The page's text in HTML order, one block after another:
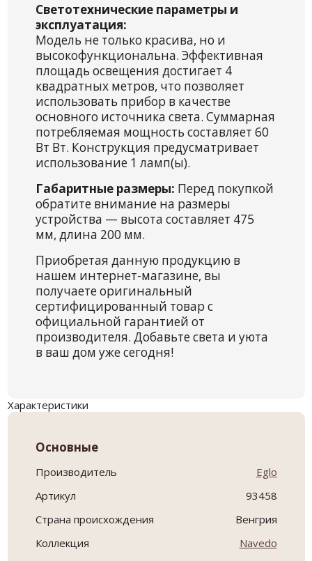
Светотехнические параметры и
эксплуатация:
Модель не только красива, но и
высокофункциональна. Эффективная
площадь освещения достигает 4
квадратных метров, что позволяет
использовать прибор в качестве
основного источника света. Суммарная
потребляемая мощность составляет 60
Вт Вт. Конструкция предусматривает
использование 1 ламп(ы).
Габаритные размеры: Перед покупкой
обратите внимание на размеры
устройства — высота составляет 475
мм, длина 200 мм.
Приобретая данную продукцию в
нашем интернет-магазине, вы
получаете оригинальный
сертифицированный товар с
официальной гарантией от
производителя. Добавьте света и уюта
в ваш дом уже сегодня!
Характеристики
Основные
Производитель
Eglo
Артикул
93458
Страна происхождения
Венгрия
Коллекция
Navedo